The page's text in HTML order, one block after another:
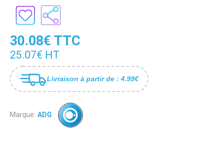
30.08€ TTC
25.07€ HT
Livraison à partir de : 4.99€
Marque: ADG